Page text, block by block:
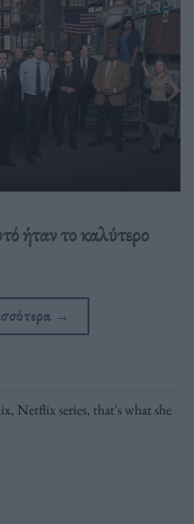
ήταν το καλύτερο
→
, Netflix series, that's what she